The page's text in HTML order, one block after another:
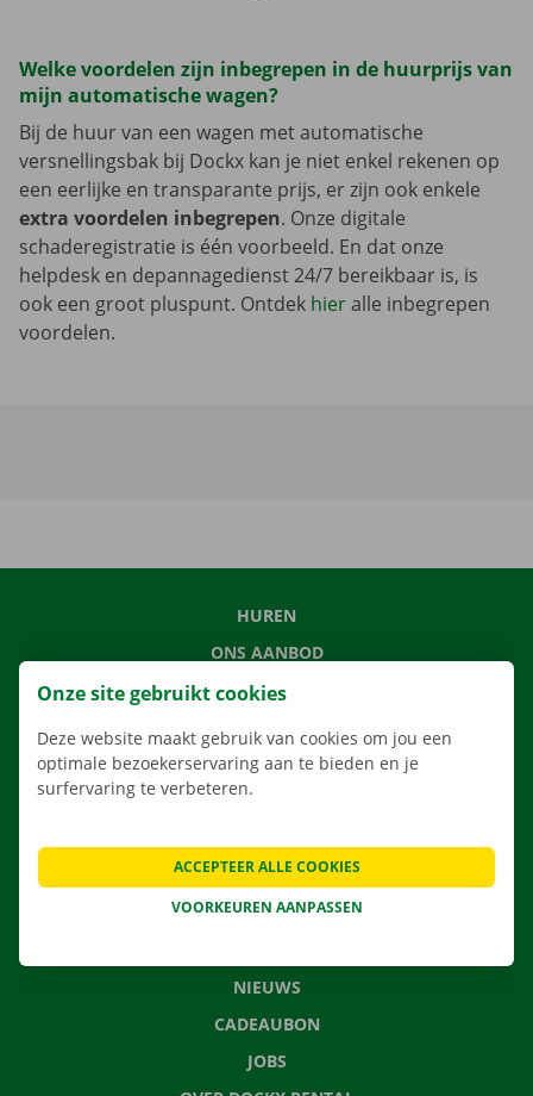
Welke voordelen zijn inbegrepen in de huurprijs van
mijn automatische wagen?
Bij de huur van een wagen met automatische
versnellingsbak bij Dockx kan je niet enkel rekenen op
een eerlijke en transparante prijs, er zijn ook enkele
extra voordelen inbegrepen. Onze digitale
schaderegistratie is één voorbeeld. En dat onze
helpdesk en depannagedienst 24/7 bereikbaar is, is
ook een groot pluspunt. Ontdek hieralle inbegrepen
voordelen.
HUREN
ONS AANBOD
ONZE DIENSTEN
LOCATIES
APP
VERHUISOPLOSSINGEN
CONTACTEER ONS
NIEUWS
CADEAUBON
JOBS
Onze site gebruikt cookies
Deze website maakt gebruik van cookies om jou een
optimale bezoekerservaring aan te bieden en je
surfervaring te verbeteren.
VOORKEUREN AANPASSEN
ACCEPTEER ALLE COOKIES